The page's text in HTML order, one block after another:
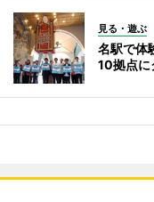
見る・遊ぶ
名駅で体
10拠点